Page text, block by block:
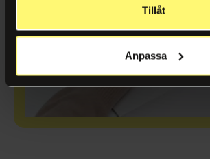
Tillåt
Anpassa